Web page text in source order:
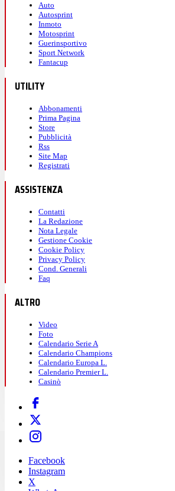
Auto
Autosprint
Inmoto
Motosprint
Guerinsportivo
Sport Network
Fantacup
UTILITY
Abbonamenti
Prima Pagina
Store
Pubblicità
Rss
Site Map
Registrati
ASSISTENZA
Contatti
La Redazione
Nota Legale
Gestione Cookie
Cookie Policy
Privacy Policy
Cond. Generali
Faq
ALTRO
Video
Foto
Calendario Serie A
Calendario Champions
Calendario Europa L.
Calendario Premier L.
Casinò
Facebook
Instagram
X